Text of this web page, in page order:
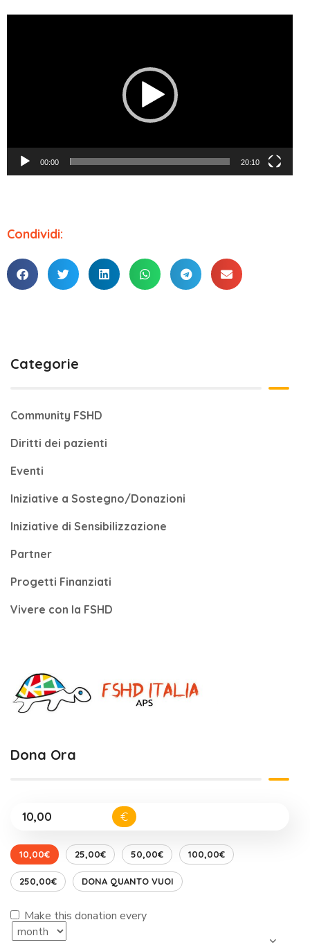
00:00 20:10
Condividi:
Categorie
Community FSHD
Diritti dei pazienti
Eventi
Iniziative a Sostegno/Donazioni
Iniziative di Sensibilizzazione
Partner
Progetti Finanziati
Vivere con la FSHD
Dona Ora
€
10,00€ 25,00€ 50,00€ 100,00€
250,00€ DONA QUANTO VUOI
Make this donation every